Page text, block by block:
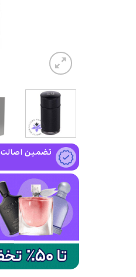
تضمین اصالت